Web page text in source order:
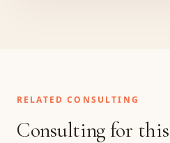
RELATED CONSULTING
Consulting for